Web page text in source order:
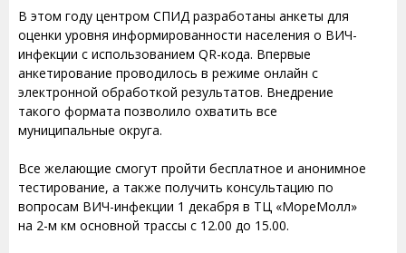
В этом году центром СПИД разработаны анкеты для
оценки уровня информированности населения о ВИЧ-
инфекции с использованием QR-кода. Впервые
анкетирование проводилось в режиме онлайн с
электронной обработкой результатов. Внедрение
такого формата позволило охватить все
муниципальные округа.
Все желающие смогут пройти бесплатное и анонимное
тестирование, а также получить консультацию по
вопросам ВИЧ-инфекции 1 декабря в ТЦ «МореМолл»
на 2-м км основной трассы с 12.00 до 15.00.